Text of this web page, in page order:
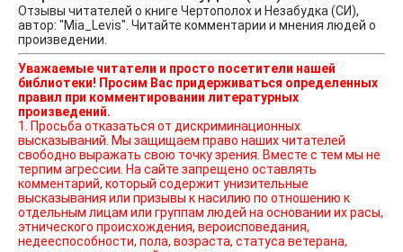
Отзывы читателей о книге Чертополох и Незабудка (СИ),
автор: "Mia_Levis". Читайте комментарии и мнения людей о
произведении.
Уважаемые читатели и просто посетители нашей
библиотеки! Просим Вас придерживаться определенных
правил при комментировании литературных
произведений.
1. Просьба отказаться от дискриминационных
высказываний. Мы защищаем право наших читателей
свободно выражать свою точку зрения. Вместе с тем мы не
терпим агрессии. На сайте запрещено оставлять
комментарий, который содержит унизительные
высказывания или призывы к насилию по отношению к
отдельным лицам или группам людей на основании их расы,
этнического происхождения, вероисповедания,
недееспособности, пола, возраста, статуса ветерана,